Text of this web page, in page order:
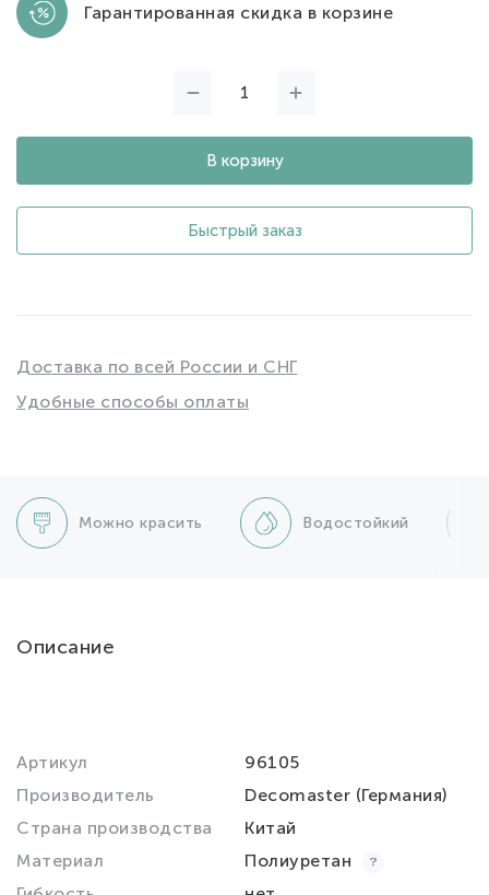
Гарантированная скидка в корзине
В корзину
Быстрый заказ
Доставка по всей России и СНГ
Удобные способы оплаты
Можно красить Водостойкий
Описание
Артикул
96105
Производитель
Decomaster (Германия)
Страна производства
Китай
Материал
Полиуретан